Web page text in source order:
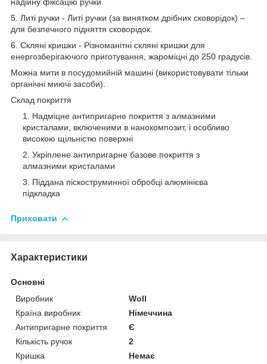
5. Литі ручки - Литі ручки (за винятком дрібних сковорідок) –
для безпечного підняття сковорідок.
6. Скляні кришки - Різноманітні скляні кришки для
енергозберігаючого приготування, жароміцні до 250 градусів.
Можна мити в посудомийній машині (використовувати тільки
органічні миючі засоби).
Склад покриття
Надміцне антипригарне покриття з алмазними
кристалами, включеними в нанокомпозит, і особливо
високою щільністю поверхні
Укріплене антипригарне базове покриття з
алмазними кристалами
Піддана піскоструминної обробці алюмінієва
підкладка
Приховати
Характеристики
Основні
Виробник
Woll
Країна виробник
Німеччина
Антипригарне покриття
Є
Кількість ручок
2
Кришка
Немає